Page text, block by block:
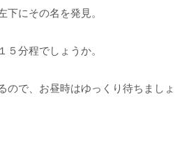
下にその名を発見。
５分程でしょうか。
ので、お昼時はゆっくり待ちましょ